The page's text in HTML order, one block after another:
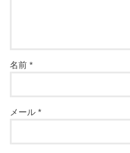
名前*
メール*